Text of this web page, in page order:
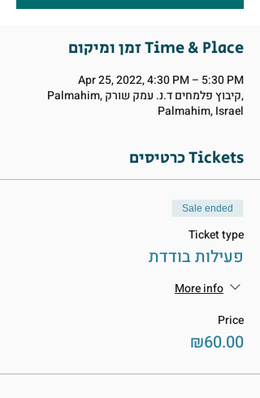
זמן ומיקום Time & Place
Apr 25, 2022, 4:30 PM – 5:30 PM
Palmahim, קיבוץ פלמחים ד.נ. עמק שורק,
Palmahim, Israel
כרטיסים Tickets
Sale ended
Ticket type
פעילות בודדת
More info
Price
₪60.00